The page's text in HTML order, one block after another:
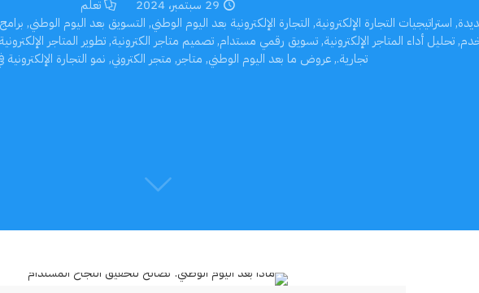
29 سبتمبر، 2024
تعلّم
, استراتيجيات التجارة الإلكترونية, التجارة الإلكترونية بعد اليوم الوطني, التسويق بعد اليوم الوطني,
,تحليل أداء المتاجر الإلكترونية,تسويق رقمي مستدام,تصميم متاجر الكترونية,تطوير المتاجر الإلكترونية
تجارية.,عروض ما بعد اليوم الوطني, متاجر, متجر الكتروني, نمو التجارة